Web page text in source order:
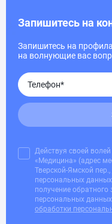
Запишитесь на
Запишитесь на
на волнующие вас
Действуя своей
«Медицина» (адрес
Тверской-Ямской
персональных
получение обратного
персональных
обработки